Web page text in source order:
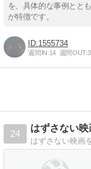
を、具体的な事例とと
が特徴です。
1555734
週間IN:14 週間OUT:
24
はずさない映
はずさない映画